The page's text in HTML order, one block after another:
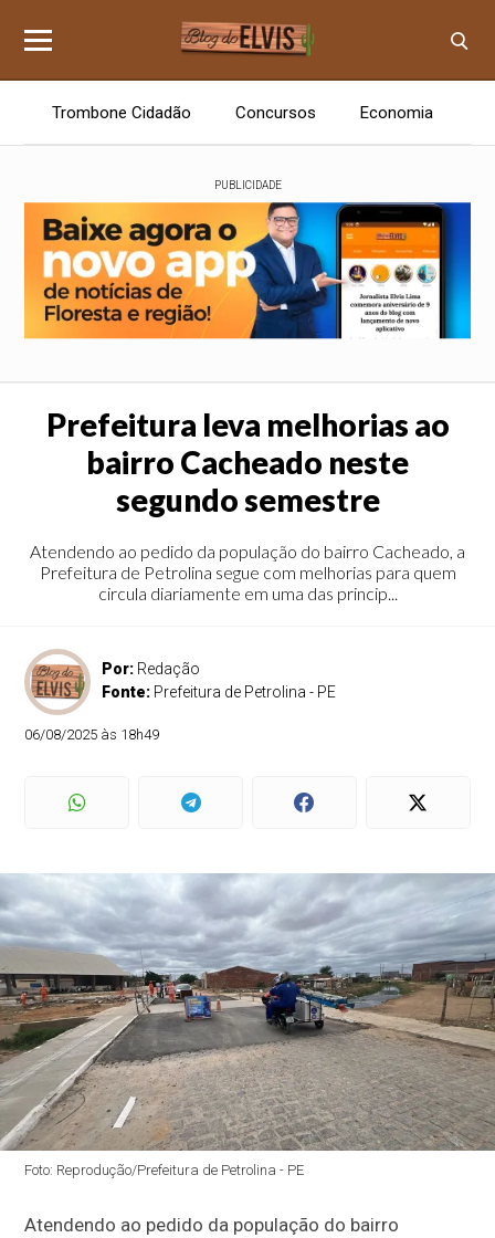
Trombone Cidadão Concursos Economia
PUBLICIDADE
Prefeitura leva melhorias ao
bairro Cacheado neste
segundo semestre
Atendendo ao pedido da população do bairro Cacheado, a
Prefeitura de Petrolina segue com melhorias para quem
circula diariamente em uma das princip...
Por: Redação
Fonte: Prefeitura de Petrolina - PE
06/08/2025 às 18h49
Foto: Reprodução/Prefeitura de Petrolina - PE
Atendendo ao pedido da população do bairro